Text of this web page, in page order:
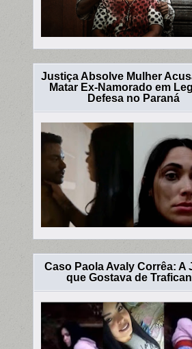
Justiça Absolve Mulher
Matar Ex-Namorado em
Defesa no Paraná
Caso Paola Avaly Corrêa: A
que Gostava de